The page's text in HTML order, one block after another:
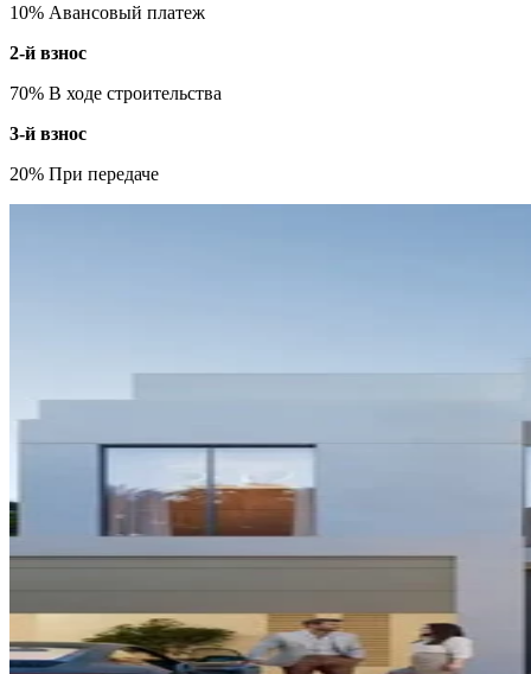
10% Авансовый платеж
2-й взнос
70% В ходе строительства
3-й взнос
20% При передаче